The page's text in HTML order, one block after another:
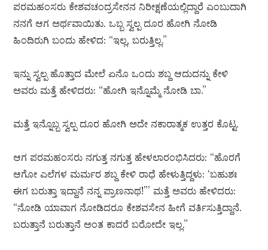
ಪರಮಹಂಸರು ಕೇಶವಚಂದ್ರಸೇನನ ನಿರೀಕ್ಷಣೆಯಲ್ಲಿದ್ದಾರೆ ಎಂಬುದಾಗಿ
ನನಗೆ ಆಗ ಅರ್ಥವಾಯಿತು. ಒಬ್ಬ ಸ್ವಲ್ಪ ದೂರ ಹೋಗಿ ನೋಡಿ
ಹಿಂದಿರುಗಿ ಬಂದು ಹೇಳಿದ: “ಇಲ್ಲ, ಬರುತ್ತಿಲ್ಲ.”
ಇನ್ನು ಸ್ವಲ್ಪ ಹೊತ್ತಾದ ಮೇಲೆ ಏನೊ ಒಂದು ಶಬ್ದ ಆದುದನ್ನು ಕೇಳಿ
ಅವರು ಮತ್ತೆ ಹೇಳಿದರು: “ಹೋಗಿ ಇನ್ನೊಮ್ಮೆ ನೋಡಿ ಬಾ.”
ಮತ್ತೆ ಇನ್ನೊಬ್ಬ ಸ್ವಲ್ಪ ದೂರ ಹೋಗಿ ಅದೇ ನಕಾರಾತ್ಮಕ ಉತ್ತರ ಕೊಟ್ಟ.
ಆಗ ಪರಮಹಂಸರು ನಗುತ್ತ ನಗುತ್ತ ಹೇಳಲಾರಂಭಿಸಿದರು: “ಹೊರಗೆ
ಆಗೋ ಎಲೆಗಳ ಮರ್ಮರ ಶಬ್ದ ಕೇಳಿ ರಾಧೆ ಹೇಳುತ್ತಿದ್ದಳು: ‘ಬಹುಶಃ
ಈಗ ಬರುತ್ತಾ ಇದ್ದಾನೆ ನನ್ನ ಪ್ರಾಣನಾಥ!”’ ಮತ್ತೆ ಅವರು ಹೇಳಿದರು:
“ನೋಡಿ ಯಾವಾಗ ನೋಡಿದರೂ ಕೇಶವಸೇನ ಹೀಗೆ ವರ್ತಿಸುತ್ತಿದ್ದಾನೆ.
ಬರುತ್ತಾನೆ ಬರುತ್ತಾನೆ ಅಂತ ಕಾದರೆ ಬರೋದೇ ಇಲ್ಲ.”